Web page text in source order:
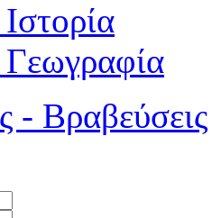
- Βραβεύσεις